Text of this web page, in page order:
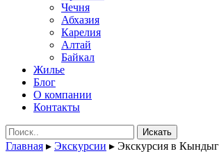
Чечня
Абхазия
Карелия
Алтай
Байкал
Жилье
Блог
О компании
Контакты
Поиск:
Главная ▸ Экскурсии ▸ Экскурсия в